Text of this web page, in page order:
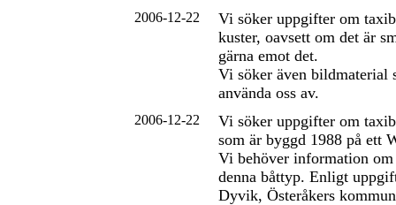
2006-12-22
Vi söker uppgifter om
kuster, oavsett om det är
gärna emot det.
Vi söker även bildmaterial
använda oss av.
2006-12-22
Vi söker uppgifter om
som är byggd 1988 på ett
Vi behöver information
denna båttyp. Enligt
Dyvik, Österåkers